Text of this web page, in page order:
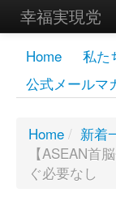
幸福実現党
メンバーズ
党員
お問い合わせ
Home 私た
公式メールマ
Home / 新着
【ASEAN首
ぐ必要なし